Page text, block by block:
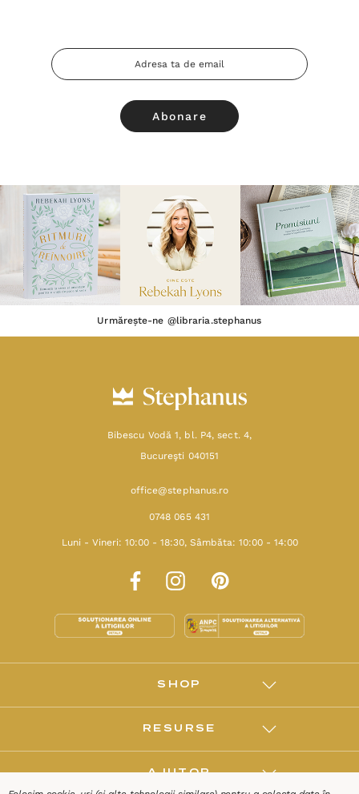
Adresa
Email
Urmărește-ne @libraria.stephanus
Bibescu Vodă 1, bl. P4, sect. 4,
Bucureşti 040151
office@stephanus.ro
0748 065 431
Luni - Vineri: 10:00 - 18:30, Sâmbăta: 10:00 - 14:00
SHOP
RESURSE
AJUTOR